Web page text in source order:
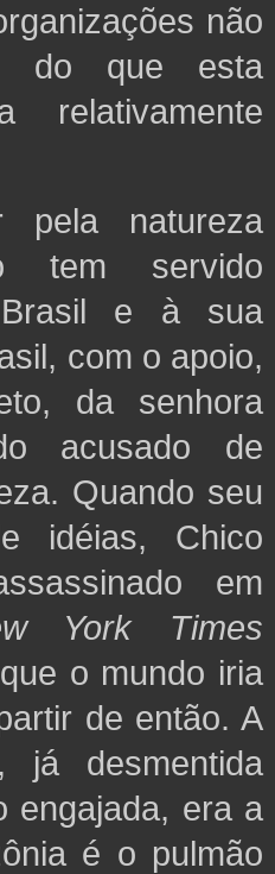
não
do que esta
relativamente
pela natureza
tem servido
e à sua
com o apoio,
da senhora
acusado de
Quando seu
idéias, Chico
em
York Times
o mundo iria
de então. A
já desmentida
engajada, era a
é o pulmão